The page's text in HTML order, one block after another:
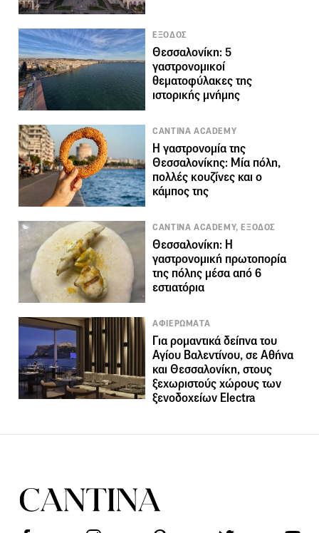
ΕΞΟΔΟΣ
Θεσσαλονίκη: 5
γαστρονομικοί
θεματοφύλακες της
ιστορικής μνήμης
CANTINA ACADEMY
Η γαστρονομία της
Θεσσαλονίκης: Μία πόλη,
πολλές κουζίνες και ο
κάμπος της
CANTINA ACADEMY, ΕΞΟΔΟΣ
Θεσσαλονίκη: Η
γαστρονομική πρωτοπορία
της πόλης μέσα από 6
εστιατόρια
ΑΦΙΕΡΩΜΑΤΑ
Για ρομαντικά δείπνα του
Αγίου Βαλεντίνου, σε Αθήνα
και Θεσσαλονίκη, στους
ξεχωριστούς χώρους των
ξενοδοχείων Electra